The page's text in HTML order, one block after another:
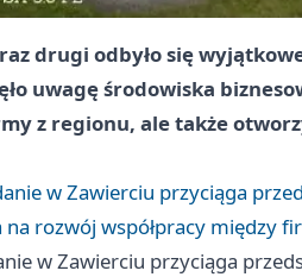
drugi odbyło się
uwagę środowiska
z regionu, ale także
w Zawierciu przyciąga
na rozwój współpracy między
w Zawierciu przyciąga